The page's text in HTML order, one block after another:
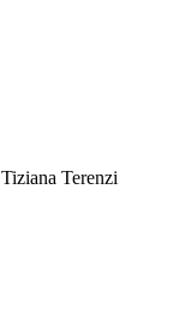
Tiziana Terenzi